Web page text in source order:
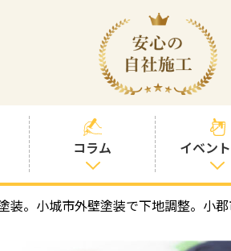
コラム
社長コラム
イベン
装。小城市外壁塗装で下地調整。小